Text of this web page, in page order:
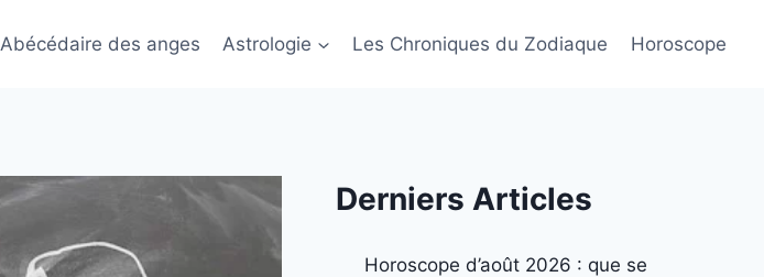
Abécédaire des anges Astrologie Les Chroniques du Zodiaque Horoscope
Derniers Articles
Horoscope d’août 2026 : que se